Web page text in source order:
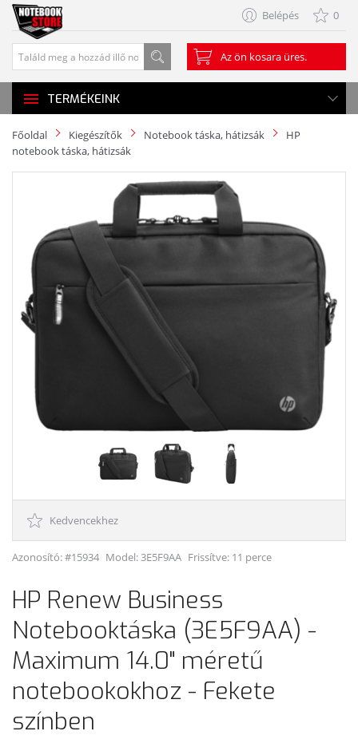
Belépés 0
Az ön kosara üres.
TERMÉKEINK
Főoldal Kiegészítők Notebook táska, hátizsák
HP
notebook táska, hátizsák
Kedvencekhez
Azonosító: #15934 Model:3E5F9AA Frissítve: 11 perce
HP Renew Business
Notebooktáska (3E5F9AA) -
Maximum 14.0" méretű
notebookokhoz - Fekete
színben